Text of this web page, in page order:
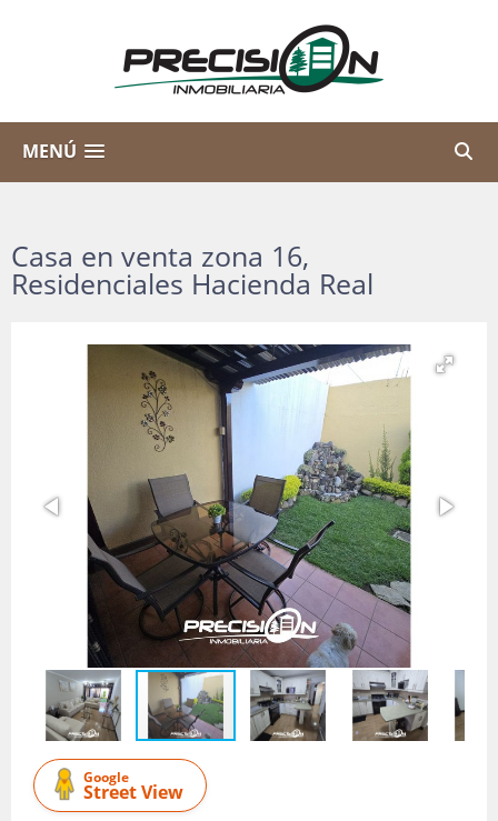
MENÚ
Casa en venta zona 16,
Residenciales Hacienda Real
Google
Street View